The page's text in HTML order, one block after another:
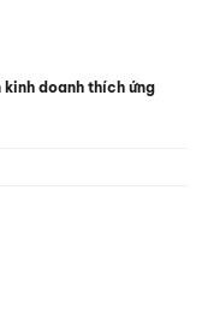
kinh doanh thích ứng